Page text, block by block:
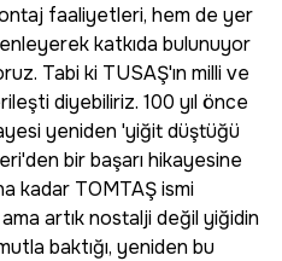
faaliyetleri, hem de yer
katkıda bulunuyor
Tabi ki TUSAŞ'ın milli ve
diyebiliriz. 100 yıl önce
yeniden 'yiğit düştüğü
bir başarı hikayesine
kadar TOMTAŞ ismi
artık nostalji değil yiğidin
baktığı, yeniden bu